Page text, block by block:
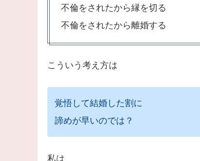
不倫をされたから縁を切る
不倫をされたから離婚する
こういう考え方は
覚悟して結婚した割に
諦めが早いのでは？
私は